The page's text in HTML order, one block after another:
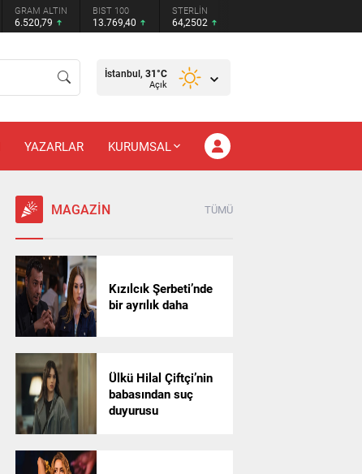
GRAM ALTIN
6.520,79
BIST 100
13.769,40
STERLİN
64,2502
İstanbul, 31°C
Açık
YAZARLAR KURUMSAL
MAGAZİN TÜMÜ
Kızılcık Şerbeti’nde
bir ayrılık daha
Ülkü Hilal Çiftçi’nin
babasından suç
duyurusu